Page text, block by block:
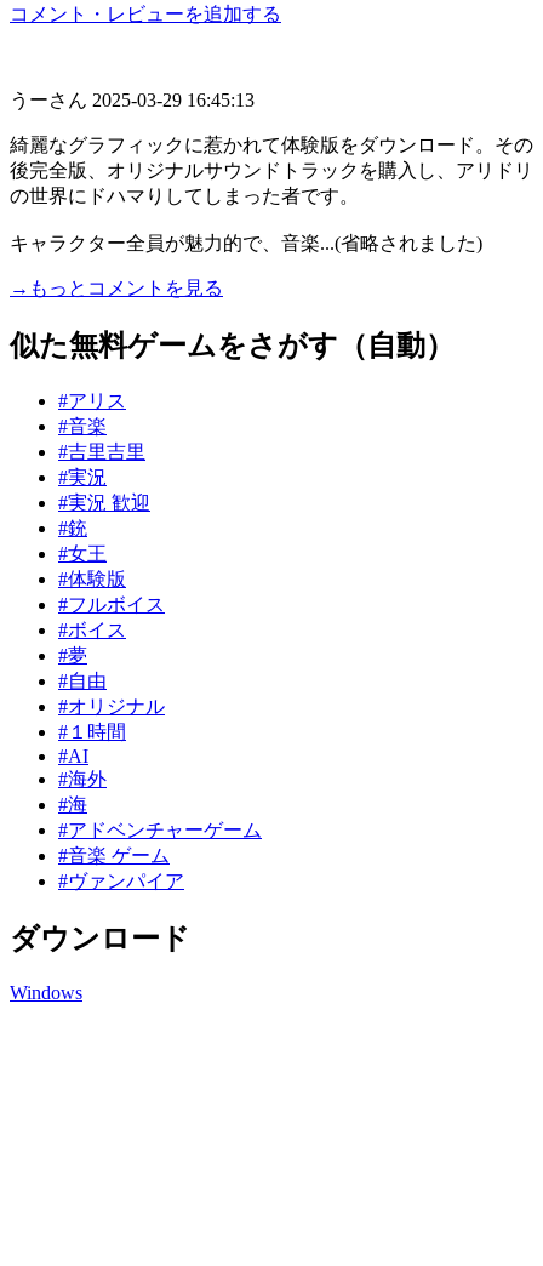
コメント・レビューを追加する
うーさん 2025-03-29 16:45:13
綺麗なグラフィックに惹かれて体験版をダウンロード。その
後完全版、オリジナルサウンドトラックを購入し、アリドリ
の世界にドハマりしてしまった者です。
キャラクター全員が魅力的で、音楽...(省略されました)
→もっとコメントを見る
似た無料ゲームをさがす（自動）
#アリス
#音楽
#吉里吉里
#実況
#実況 歓迎
#銃
#女王
#体験版
#フルボイス
#ボイス
#夢
#自由
#オリジナル
#１時間
#AI
#海外
#海
#アドベンチャーゲーム
#音楽 ゲーム
#ヴァンパイア
ダウンロード
Windows